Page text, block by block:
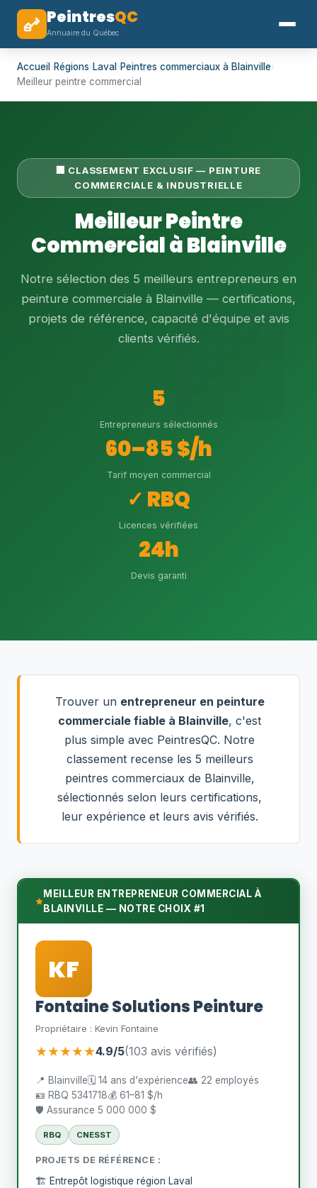
PeintresQC
Annuaire du Québec
Accueil ›Régions›Laval ›Peintres commerciaux à Blainville›
Meilleur peintre commercial
🏢 CLASSEMENT EXCLUSIF — PEINTURE
COMMERCIALE & INDUSTRIELLE
Meilleur Peintre
Commercial à Blainville
Notre sélection des 5 meilleurs entrepreneurs en
peinture commerciale à Blainville — certifications,
projets de référence, capacité d'équipe et avis
clients vérifiés.
5
Entrepreneurs sélectionnés
60–85 $/h
Tarif moyen commercial
✓ RBQ
Licences vérifiées
24h
Devis garanti
Trouver un entrepreneur en peinture
commerciale fiable à Blainville, c'est
plus simple avec PeintresQC. Notre
classement recense les 5 meilleurs
peintres commerciaux de Blainville,
sélectionnés selon leurs certifications,
leur expérience et leurs avis vérifiés.
MEILLEUR ENTREPRENEUR COMMERCIAL À
BLAINVILLE — NOTRE CHOIX #1
KF
Fontaine Solutions Peinture
Propriétaire : Kevin Fontaine
★★★★★4.9/5(103 avis vérifiés)
📍 Blainville🗓️ 14 ans d'expérience👥 22 employés
🪪 RBQ 5341718💰 61–81 $/h
🛡️ Assurance 5 000 000 $
RBQ CNESST
PROJETS DE RÉFÉRENCE :
🏗️ Entrepôt logistique région Laval